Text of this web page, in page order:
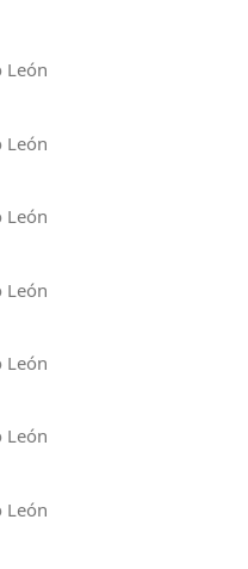
León
León
León
León
León
León
León